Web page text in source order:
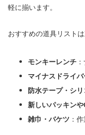
軽に揃います。
おすすめの道具リストは
モンキーレンチ
マイナスドライバ
防水テープ・シ
新しいパッキン
雑巾・バケツ ：